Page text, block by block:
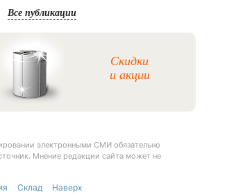
Все публикации
Скидки
и акции
электронными СМИ обязательно
Мнение редакции сайта может не
Склад Наверх